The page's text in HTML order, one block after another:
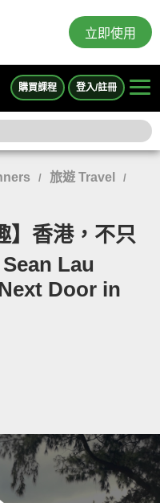
立即使用
購買課程 登入/註冊
/ 旅遊 Travel /
】香港，不只
Lau
Door in